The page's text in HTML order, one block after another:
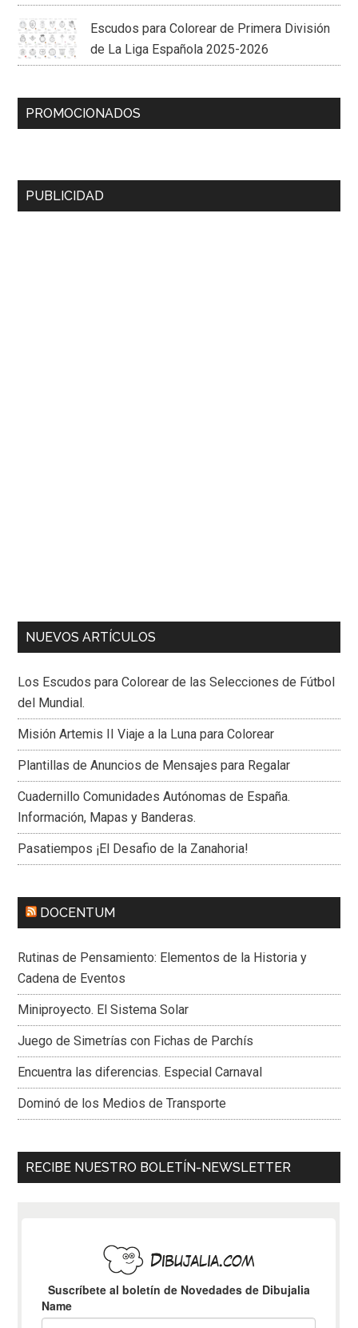
Escudos para Colorear de Primera División
de La Liga Española 2025-2026
PROMOCIONADOS
PUBLICIDAD
NUEVOS ARTÍCULOS
Los Escudos para Colorear de las Selecciones de Fútbol
del Mundial.
Misión Artemis II Viaje a la Luna para Colorear
Plantillas de Anuncios de Mensajes para Regalar
Cuadernillo Comunidades Autónomas de España.
Información, Mapas y Banderas.
Pasatiempos ¡El Desafio de la Zanahoria!
DOCENTUM
Rutinas de Pensamiento: Elementos de la Historia y
Cadena de Eventos
Miniproyecto. El Sistema Solar
Juego de Simetrías con Fichas de Parchís
Encuentra las diferencias. Especial Carnaval
Dominó de los Medios de Transporte
RECIBE NUESTRO BOLETÍN-NEWSLETTER